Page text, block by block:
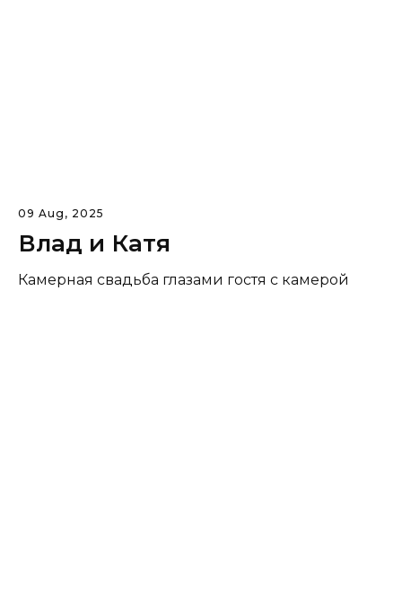
09 Aug, 2025
Влад и Катя
Камерная свадьба глазами гостя с камерой